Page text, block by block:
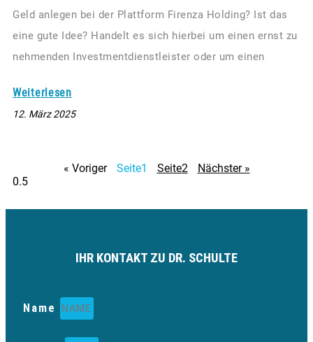
Geld anlegen bei der Plattform Firenza Holding? Ist das
eine gute Idee? Handelt es sich hierbei um einen ernst zu
nehmenden Investmentdienstleister oder um einen
Weiterlesen
12. März 2025
« Voriger Seite1 Seite2 Nächster »
IHR KONTAKT ZU DR. SCHULTE
Name